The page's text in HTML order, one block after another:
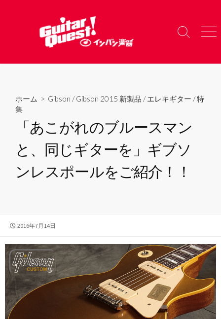
へ
検
り
メ
ー
ホーム > Gibson /Gibson 2015 新製品 /エレキギター /特
集
「あこがれのブルースマン
と、同じギターを」ギブソ
ンレスポールをご紹介！！
公
日
2016年7月14日